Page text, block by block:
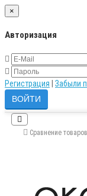
×
Авторизация
Регистрация Забыли
Сравнение